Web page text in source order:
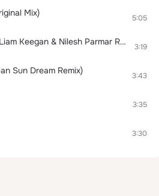
Mix) 5:05
Beyond Memory (Liam Keegan & Nilesh Parmar Remix) 3:19
Sun Dream Remix) 3:43
3:35
3:30